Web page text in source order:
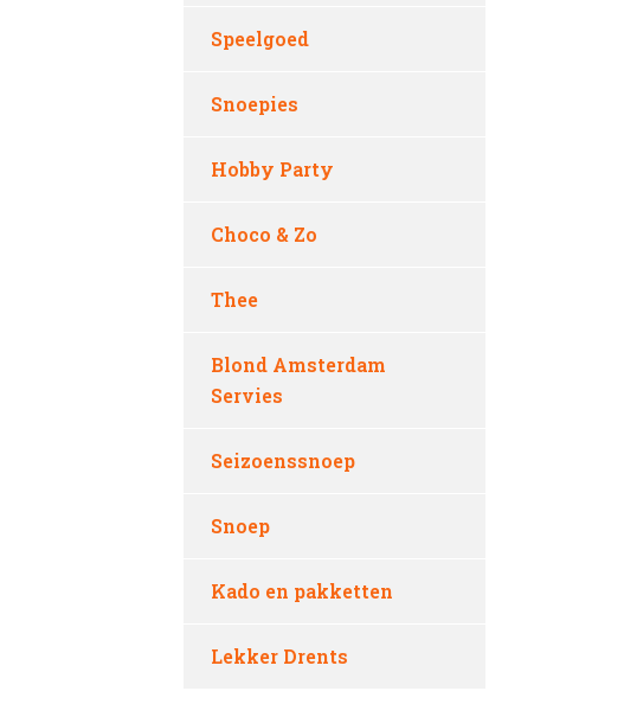
Speelgoed
Snoepies
Hobby Party
Choco & Zo
Thee
Blond Amsterdam
Servies
Seizoenssnoep
Snoep
Kado en pakketten
Lekker Drents